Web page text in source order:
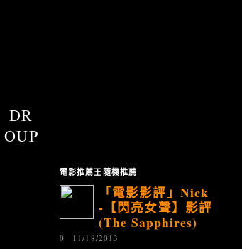
DR
OUP
電影推薦王隨機推薦
「電影影評」Nick
-【閃亮女聲】影評
(The Sapphires)
0 11/18/2013